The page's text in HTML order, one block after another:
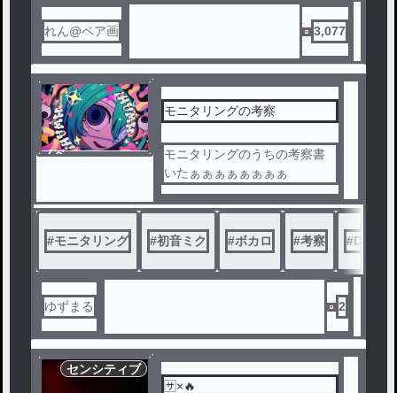
れん@ペア画 3,077
ノベ
モニタリングの考察
モニタリングのうちの考察書
いたぁぁぁぁぁぁぁぁ
#モニタリング #初音ミク #ボカロ #考察 #
ゆずまる 2
センシティブ
🈂️×🔥